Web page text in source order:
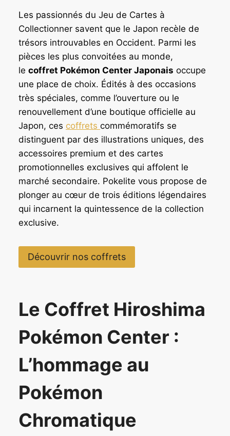
Les passionnés du Jeu de Cartes à
Collectionner savent que le Japon recèle de
trésors introuvables en Occident. Parmi les
pièces les plus convoitées au monde,
le coffret Pokémon Center Japonais occupe
une place de choix. Édités à des occasions
très spéciales, comme l’ouverture ou le
renouvellement d’une boutique officielle au
Japon, ces coffrets commémoratifs se
distinguent par des illustrations uniques, des
accessoires premium et des cartes
promotionnelles exclusives qui affolent le
marché secondaire. Pokelite vous propose de
plonger au cœur de trois éditions légendaires
qui incarnent la quintessence de la collection
exclusive.
Découvrir nos coffrets
Le Coffret Hiroshima
Pokémon Center :
L’hommage au
Pokémon
Chromatique